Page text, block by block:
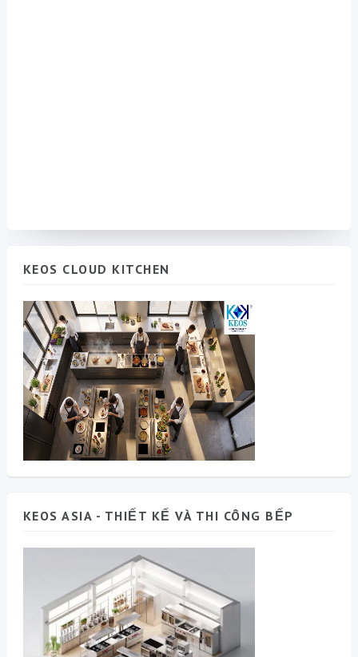
KEOS CLOUD KITCHEN
KEOS ASIA - THIẾT KẾ VÀ THI CÔNG BẾP